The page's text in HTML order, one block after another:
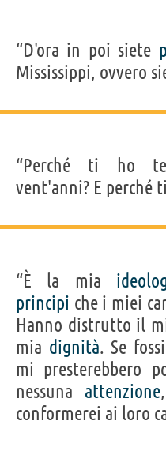
“D'ora in poi siete
Mississippi, ovvero
“Perché ti ho
vent'anni? E perché
“È la mia
principi che i miei
Hanno distrutto il
mia dignità. Se
mi presterebbero
nessuna attenzione
conformerei ai loro